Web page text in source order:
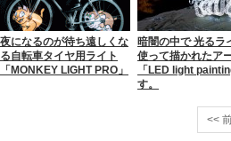
夜になるのが待ち遠しくな
る自転車タイヤ用ライト
「MONKEY LIGHT PRO」
暗闇の中で 光るラ
使って描かれたア
「LED light
す。
<<